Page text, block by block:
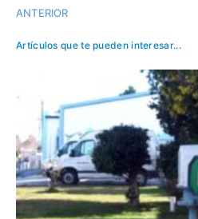
ANTERIOR
Artículos que te pueden interesar...